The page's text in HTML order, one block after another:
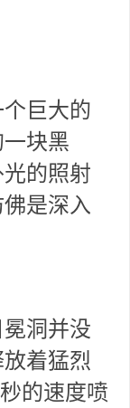
巨大的
块黑
的照射
是深入
洞并没
着猛烈
的速度喷